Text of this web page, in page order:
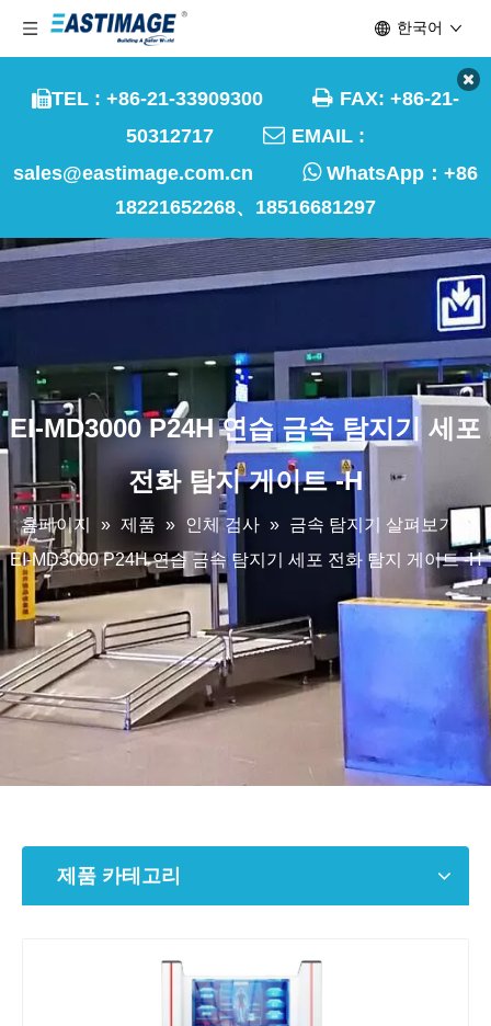
TEL : +86-21-33909300  FAX: +86-21-
50312717  EMAIL :
sales@eastimage.com.cn
WhatsApp： +86
18221652268、18516681297
한국어
EI-MD3000 P24H 연습 금속 탐지기 세포
전화 탐지 게이트 -H
홈페이지 » 제품 » 인체 검사 » 금속 탐지기 살펴보기
»
EI-MD3000 P24H 연습 금속 탐지기 세포 전화 탐지 게이트 -H
제품 카테고리